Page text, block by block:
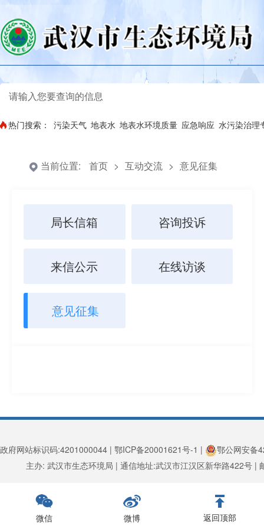
热门搜索： 污染天气 地表水 地表水环境质量 应急响应 水污染治理
当前位置: 首页 > 互动交流 > 意见征集
局长信箱 咨询投诉
来信公示 在线访谈
意见征集
政府网站标识码:4201000044 | 鄂ICP备20001621号-1 |
鄂公网安备
主办: 武汉市生态环境局 | 通信地址:武汉市江汉区新华路422号 |